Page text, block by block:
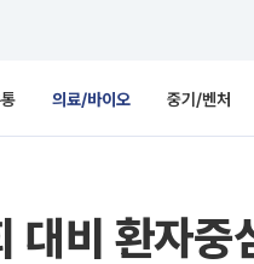
의료/바이오 중기/벤처
비 환자중